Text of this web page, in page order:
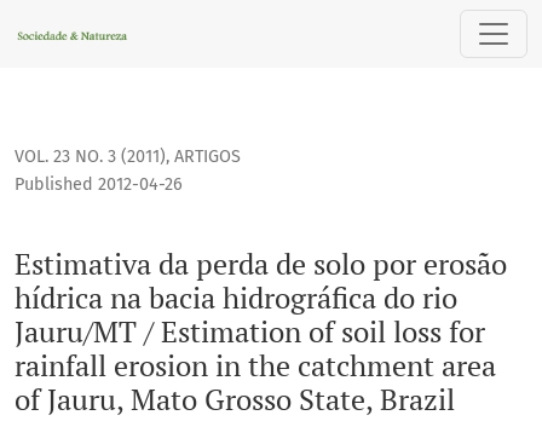
Estimativa da perda de solo por erosão hídrica na bacia
VOL. 23 NO. 3 (2011), ARTIGOS
Estimativa da perda de solo por erosão
hídrica na bacia hidrográfica do rio
Jauru/MT / Estimation of soil loss for
rainfall erosion in the catchment area
of Jauru, Mato Grosso State, Brazil
Published 2012-04-26